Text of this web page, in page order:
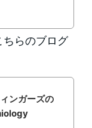
ちらのブログ
ンガーズの